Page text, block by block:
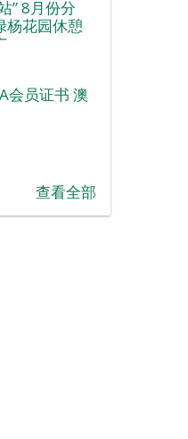
” 8月份分
杨花园休憩
会员证书 澳
查看全部